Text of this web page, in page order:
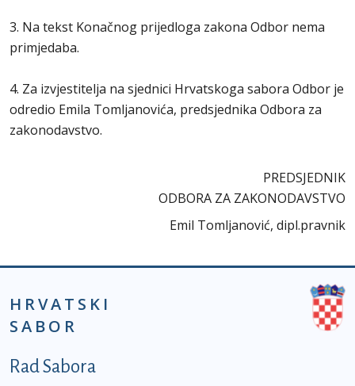
3. Na tekst Konačnog prijedloga zakona Odbor nema
primjedaba.
4. Za izvjestitelja na sjednici Hrvatskoga sabora Odbor je
odredio Emila Tomljanovića, predsjednika Odbora za
zakonodavstvo.
PREDSJEDNIK
ODBORA ZA ZAKONODAVSTVO
Emil Tomljanović, dipl.pravnik
HRVATSKI
SABOR
Podnožje prvi izbornik
Rad Sabora